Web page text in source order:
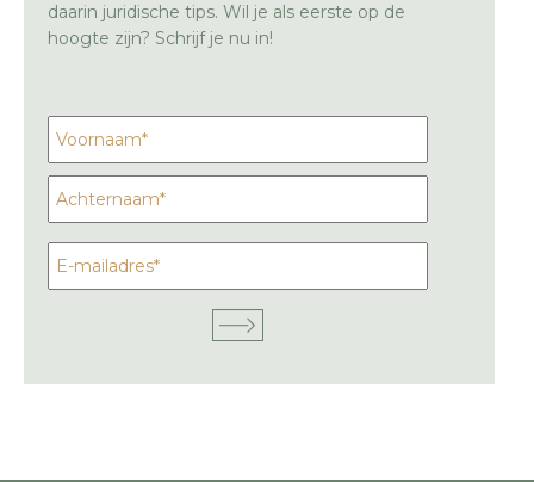
daarin juridische tips. Wil je als eerste op de
hoogte zijn? Schrijf je nu in!